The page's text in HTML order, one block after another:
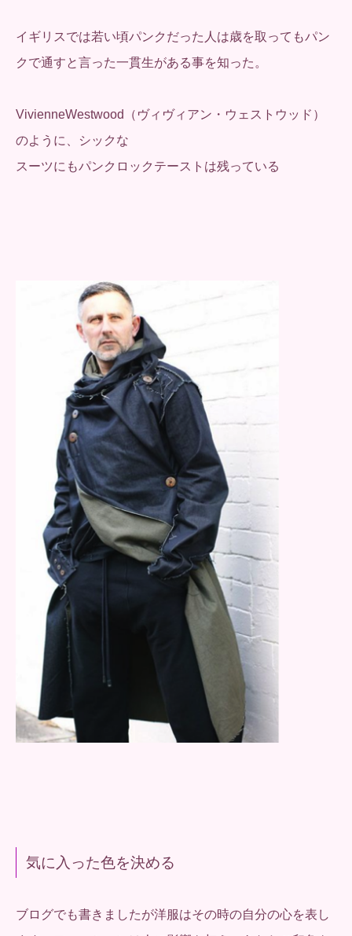
イギリスでは若い頃パンクだった人は歳を取ってもパン
クで通すと言った一貫生がある事を知った。
VivienneWestwood（ヴィヴィアン・ウェストウッド）
のように、シックな
スーツにもパンクロックテーストは残っている
気に入った色を決める
ブログでも書きましたが洋服はその時の自分の心を表し